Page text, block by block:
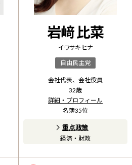
岩﨑 比菜
イワサキ ヒナ
自由民主党
会社代表、会社役員
32歳
詳細・プロフィール
名簿35位
重点政策
経済・財政